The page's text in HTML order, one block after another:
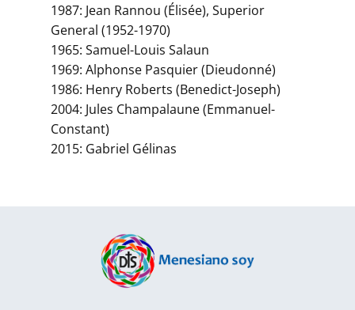
1987: Jean Rannou (Élisée), Superior
General (1952-1970)
1965: Samuel-Louis Salaun
1969: Alphonse Pasquier (Dieudonné)
1986: Henry Roberts (Benedict-Joseph)
2004: Jules Champalaune (Emmanuel-
Constant)
2015: Gabriel Gélinas